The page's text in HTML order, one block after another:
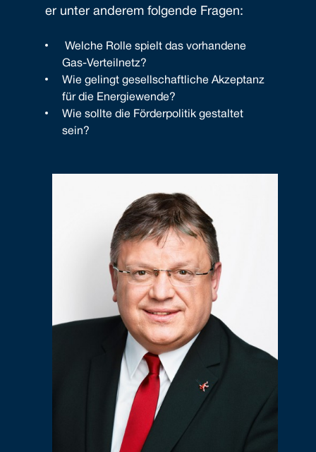
er unter anderem folgende Fragen:
Welche Rolle spielt das vorhandene
Gas-Verteilnetz?
Wie gelingt gesellschaftliche Akzeptanz
für die Energiewende?
Wie sollte die Förderpolitik gestaltet
sein?